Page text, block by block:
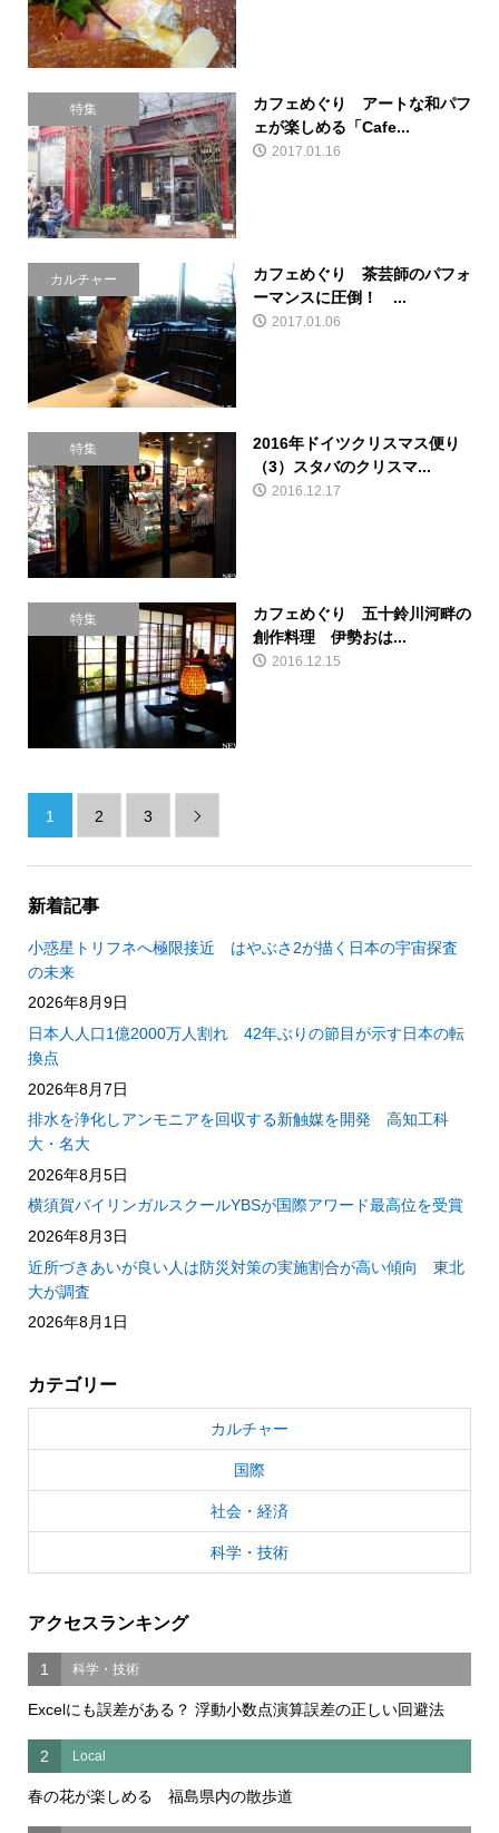
特集
カフェめぐり アートな和パフ
ェが楽しめる「Cafe...
2017.01.16
カルチャー
カフェめぐり 茶芸師のパフォ
ーマンスに圧倒！ ...
2017.01.06
特集
2016年ドイツクリスマス便り
（3）スタバのクリスマ...
2016.12.17
特集
カフェめぐり 五十鈴川河畔の
創作料理 伊勢おは...
2016.12.15
1 2 3 
新着記事
小惑星トリフネへ極限接近 はやぶさ2が描く日本の宇宙探査
の未来
2026年8月9日
日本人人口1億2000万人割れ 42年ぶりの節目が示す日本の転
換点
2026年8月7日
排水を浄化しアンモニアを回収する新触媒を開発 高知工科
大・名大
2026年8月5日
横須賀バイリンガルスクールYBSが国際アワード最高位を受賞
2026年8月3日
近所づきあいが良い人は防災対策の実施割合が高い傾向 東北
大が調査
2026年8月1日
カテゴリー
カルチャー
国際
社会・経済
科学・技術
アクセスランキング
1 科学・技術
Excelにも誤差がある？ 浮動小数点演算誤差の正しい回避法
2 Local
春の花が楽しめる 福島県内の散歩道